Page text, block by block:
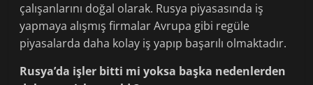
çalışanlarını doğal olarak. Rusya piyasasında iş
yapmaya alışmış firmalar Avrupa gibi regüle
piyasalarda daha kolay iş yapıp başarılı olmaktadır.
Rusya’da işler bitti mi yoksa başka nedenlerden